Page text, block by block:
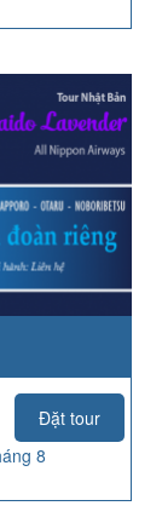
Đặt tour
8